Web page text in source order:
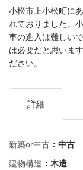
小松市上小松町に
れておりました。
車の進入は難しい
は必要だと思いま
ださい。
詳細
新築or中古 ：中古
建物構造 ：木造